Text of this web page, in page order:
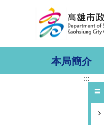
跳到主要內容區塊
本局簡介
:::